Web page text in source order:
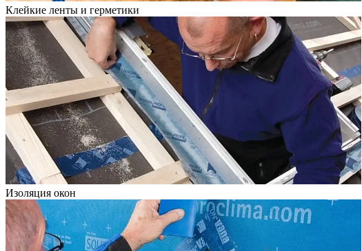
Клейкие ленты и герметики
Изоляция окон